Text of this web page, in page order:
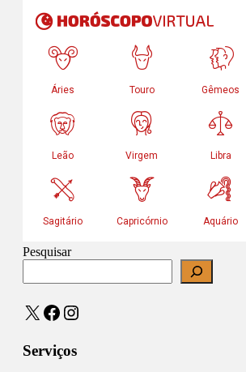
Pesquisar
X Facebook
Instagram
Serviços